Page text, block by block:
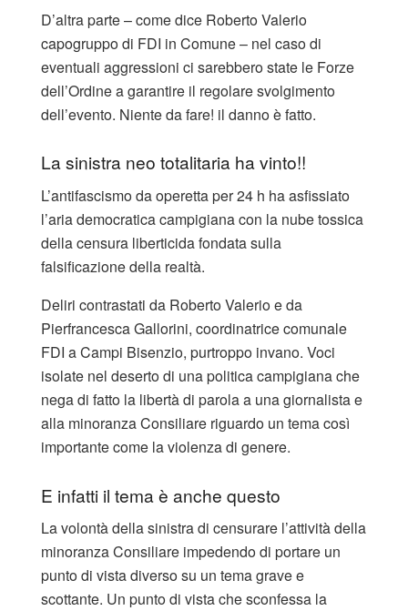
D’altra parte – come dice Roberto Valerio
capogruppo di FDI in Comune – nel caso di
eventuali aggressioni ci sarebbero state le Forze
dell’Ordine a garantire il regolare svolgimento
dell’evento. Niente da fare! il danno è fatto.
La sinistra neo totalitaria ha vinto!!
L’antifascismo da operetta per 24 h ha asfissiato
l’aria democratica campigiana con la nube tossica
della censura liberticida fondata sulla
falsificazione della realtà.
Deliri contrastati da Roberto Valerio e da
Pierfrancesca Gallorini, coordinatrice comunale
FDI a Campi Bisenzio, purtroppo invano. Voci
isolate nel deserto di una politica campigiana che
nega di fatto la libertà di parola a una giornalista e
alla minoranza Consiliare riguardo un tema così
importante come la violenza di genere.
E infatti il tema è anche questo
La volontà della sinistra di censurare l’attività della
minoranza Consiliare impedendo di portare un
punto di vista diverso su un tema grave e
scottante. Un punto di vista che sconfessa la